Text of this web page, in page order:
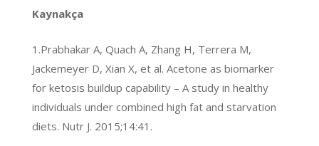
Kaynakça
1.Prabhakar A, Quach A, Zhang H, Terrera M,
Jackemeyer D, Xian X, et al. Acetone as biomarker
for ketosis buildup capability – A study in healthy
individuals under combined high fat and starvation
diets. Nutr J. 2015;14:41.